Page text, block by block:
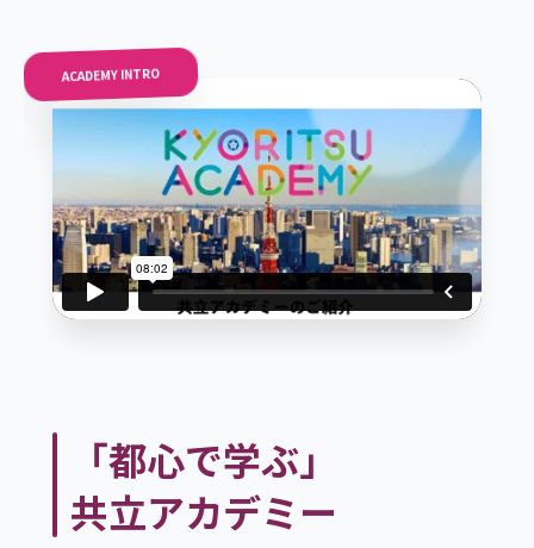
ACADEMY INTRO
「都心で学ぶ」
共立アカデミー